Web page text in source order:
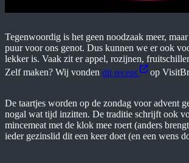
Tegenwoordig is het geen noodzaak meer,
puur voor ons genot. Dus kunnen we er ook
lekker is. Vaak zit er appel, rozijnen,
Zelf maken? Wij vonden dit recept op
De taartjes worden op de zondag voor advent
nogal wat tijd inzitten. De traditie schrijft ook
mincemeat met de klok mee roert (anders
ieder gezinslid dit een keer doet (en een wens